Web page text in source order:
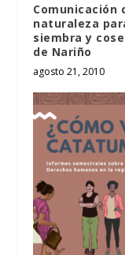
Comunicación
naturaleza
siembra y
de Nariño
agosto 21, 2010